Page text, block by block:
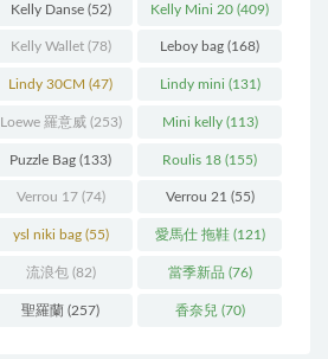
Kelly Danse(52) Kelly Mini 20 (409)
Kelly Wallet(78) Leboy bag (168)
Lindy 30CM (47) Lindy mini (131)
Loewe 羅意威(253) Mini kelly(113)
Puzzle Bag (133) Roulis 18 (155)
Verrou 17(74) Verrou 21 (55)
ysl niki bag(55) 愛馬仕 拖鞋(121)
流浪包(82) 當季新品 (76)
聖羅蘭 (257) 香奈兒 (70)